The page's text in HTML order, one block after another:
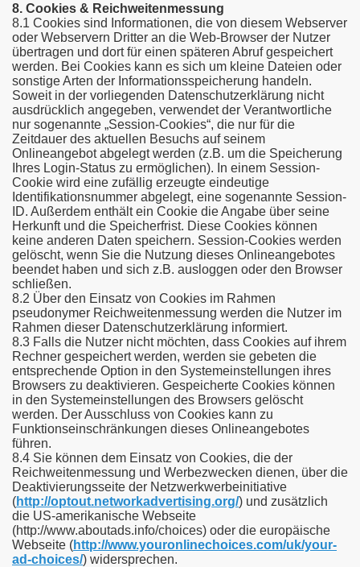
8. Cookies & Reichweitenmessung
8.1 Cookies sind Informationen, die von diesem Webserver
oder Webservern Dritter an die Web-Browser der Nutzer
übertragen und dort für einen späteren Abruf gespeichert
werden. Bei Cookies kann es sich um kleine Dateien oder
sonstige Arten der Informationsspeicherung handeln.
Soweit in der vorliegenden Datenschutzerklärung nicht
ausdrücklich angegeben, verwendet der Verantwortliche
nur sogenannte „Session-Cookies“, die nur für die
Zeitdauer des aktuellen Besuchs auf seinem
Onlineangebot abgelegt werden (z.B. um die Speicherung
Ihres Login-Status zu ermöglichen). In einem Session-
Cookie wird eine zufällig erzeugte eindeutige
Identifikationsnummer abgelegt, eine sogenannte Session-
ID. Außerdem enthält ein Cookie die Angabe über seine
Herkunft und die Speicherfrist. Diese Cookies können
keine anderen Daten speichern. Session-Cookies werden
gelöscht, wenn Sie die Nutzung dieses Onlineangebotes
beendet haben und sich z.B. ausloggen oder den Browser
schließen.
8.2 Über den Einsatz von Cookies im Rahmen
pseudonymer Reichweitenmessung werden die Nutzer im
Rahmen dieser Datenschutzerklärung informiert.
8.3 Falls die Nutzer nicht möchten, dass Cookies auf ihrem
Rechner gespeichert werden, werden sie gebeten die
entsprechende Option in den Systemeinstellungen ihres
Browsers zu deaktivieren. Gespeicherte Cookies können
in den Systemeinstellungen des Browsers gelöscht
werden. Der Ausschluss von Cookies kann zu
Funktionseinschränkungen dieses Onlineangebotes
führen.
8.4 Sie können dem Einsatz von Cookies, die der
Reichweitenmessung und Werbezwecken dienen, über die
Deaktivierungsseite der Netzwerkwerbeinitiative
(http://optout.networkadvertising.org/) und zusätzlich
die US-amerikanische Webseite
(http://www.aboutads.info/choices) oder die europäische
Webseite (http://www.youronlinechoices.com/uk/your-
ad-choices/) widersprechen.